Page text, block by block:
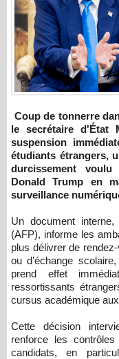
Coup de tonnerre dans la politique migratoire américaine :
le secrétaire d'État
suspension
étudiants étrangers,
durcissement
Donald Trump en
surveillance
Un document interne,
(AFP), informe les
plus délivrer de
ou d’échange
prend effet
ressortissants
cursus académique
Cette décision
renforce les
candidats, en